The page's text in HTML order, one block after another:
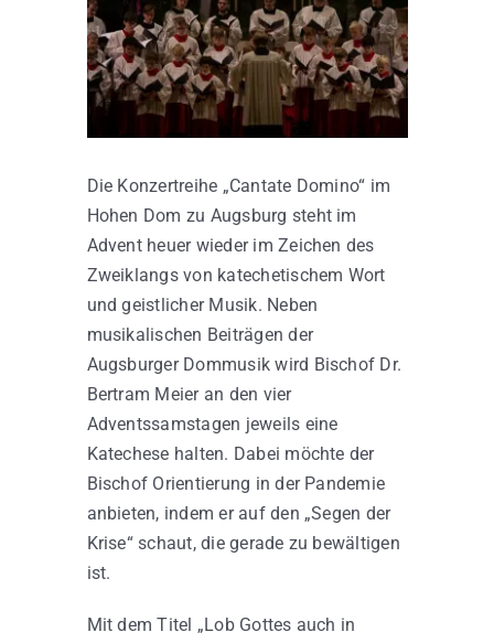
Bild
Die Konzertreihe „Cantate Domino“ im
Hohen Dom zu Augsburg steht im
Advent heuer wieder im Zeichen des
Zweiklangs von katechetischem Wort
und geistlicher Musik. Neben
musikalischen Beiträgen der
Augsburger Dommusik wird Bischof Dr.
Bertram Meier an den vier
Adventssamstagen jeweils eine
Katechese halten. Dabei möchte der
Bischof Orientierung in der Pandemie
anbieten, indem er auf den „Segen der
Krise“ schaut, die gerade zu bewältigen
ist.
Mit dem Titel „Lob Gottes auch in